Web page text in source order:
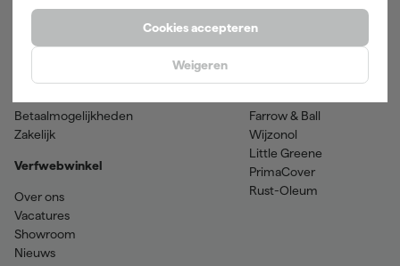
Cookies accepteren
Weigeren
Spuitbussen
Hulp & contact
Klantenservice
Betaalmogelijkheden
Zakelijk
Verfwebwinkel
Over ons
Vacatures
Showroom
Nieuws
Merken
Farrow & Ball
Wijzonol
Little Greene
PrimaCover
Rust-Oleum